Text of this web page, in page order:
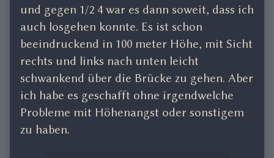
und gegen 1/2 4 war es dann soweit, dass ich
auch losgehen konnte. Es ist schon
beeindruckend in 100 meter Höhe, mit Sicht
rechts und links nach unten leicht
schwankend über die Brücke zu gehen. Aber
ich habe es geschafft ohne irgendwelche
Probleme mit Höhenangst oder sonstigem
zu haben.